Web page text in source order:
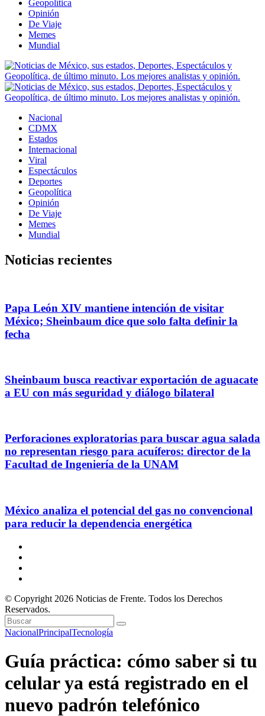
Geopolítica
Opinión
De Viaje
Memes
Mundial
Nacional
CDMX
Estados
Internacional
Viral
Espectáculos
Deportes
Geopolítica
Opinión
De Viaje
Memes
Mundial
Noticias recientes
Papa León XIV mantiene intención de visitar
México; Sheinbaum dice que solo falta definir la
fecha
Sheinbaum busca reactivar exportación de aguacate
a EU con más seguridad y diálogo bilateral
Perforaciones exploratorias para buscar agua salada
no representan riesgo para acuíferos: director de la
Facultad de Ingeniería de la UNAM
México analiza el potencial del gas no convencional
para reducir la dependencia energética
© Copyright 2026 Noticias de Frente. Todos los Derechos
Reservados.
NacionalPrincipalTecnología
Guía práctica: cómo saber si tu
celular ya está registrado en el
nuevo padrón telefónico